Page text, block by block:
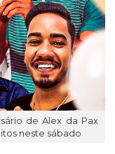
de Alex da Pax
neste sábado